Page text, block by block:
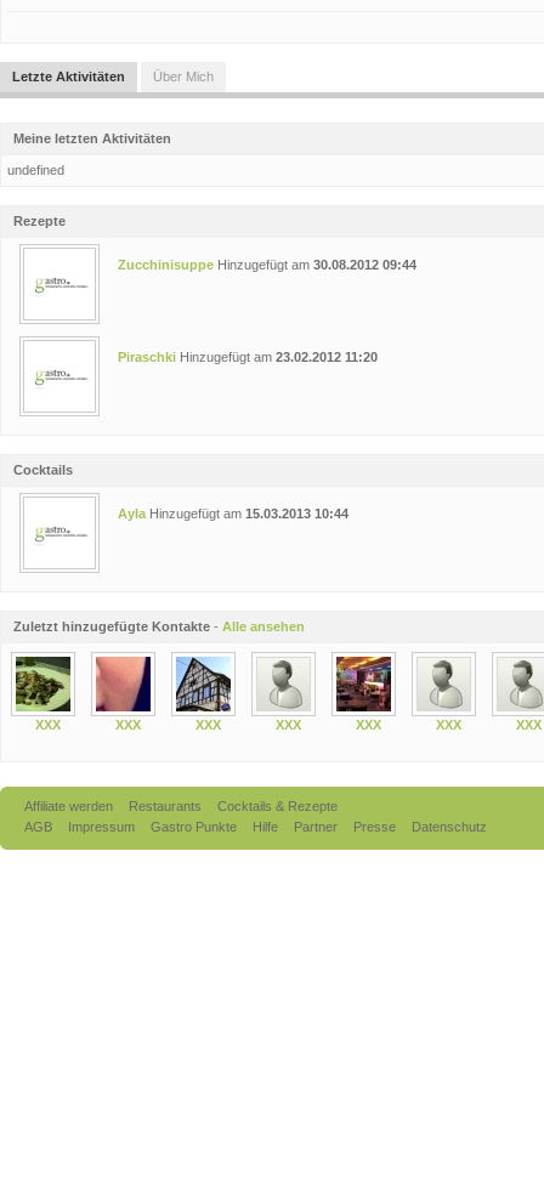
Letzte Aktivitäten Über Mich
Meine letzten Aktivitäten
undefined
Rezepte
Zucchinisuppe Hinzugefügt am 30.08.2012 09:44
Piraschki Hinzugefügt am 23.02.2012 11:20
Cocktails
Ayla Hinzugefügt am 15.03.2013 10:44
Zuletzt hinzugefügte Kontakte - Alle ansehen
XXX XXX XXX XXX XXX XXX XXX
Affiliate werden Restaurants
Cocktails & Rezepte
AGB
Impressum Gastro Punkte Hilfe Partner Presse Datenschutz